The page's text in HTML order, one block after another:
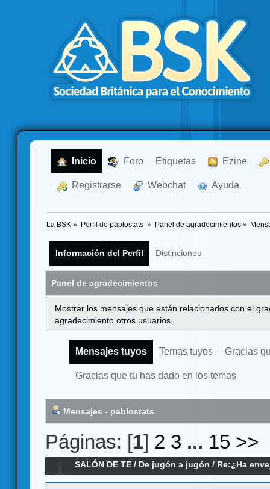
Inicio Foro Etiquetas Ezine
Registrarse Webchat Ayuda
La BSK » Perfil de pablostats » Panel de agradecimientos»
Información del Perfil Distinciones
Panel de agradecimientos
Mostrar los mensajes que están relacionados con el
agradecimiento otros usuarios.
Mensajes tuyos Temas tuyos Gracias
Gracias que tu has dado en los temas
Mensajes - pablostats
Páginas: [1] 2 3 ... 15 >>
SALÓN DE TE / De jugón a jugón / Re:¿Ha
juegos modernos no le llegan a la altura?